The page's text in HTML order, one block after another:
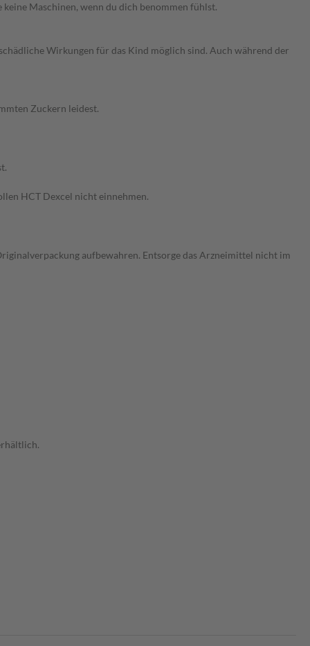
Maschinen, wenn du dich benommen fühlst.
Wirkungen für das Kind möglich sind. Auch während der
Zuckern leidest.
HCT Dexcel nicht einnehmen.
aufbewahren. Entsorge das Arzneimittel nicht im